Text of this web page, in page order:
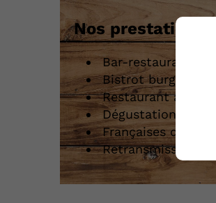
Nos prestations
Bar-restaurant /
Bistrot burgers
Restaurant avec
Dégustation
Françaises des
Retransmission